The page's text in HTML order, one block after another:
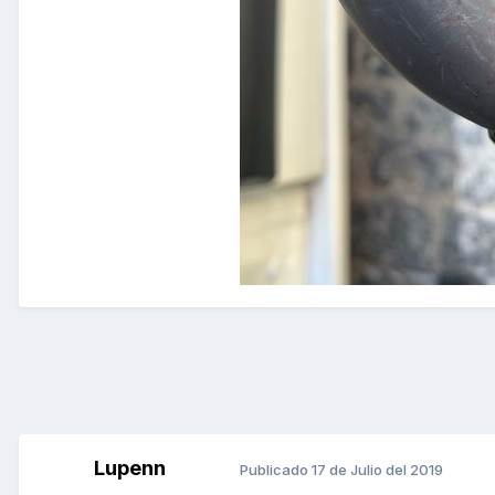
Lupenn Publicado 17 de Julio del 2019